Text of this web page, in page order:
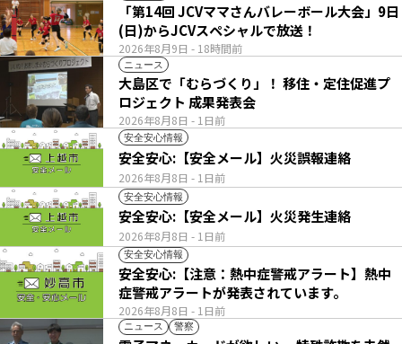
2026年8月9日 - 18時間前
「第14回 JCVママさんバレーボール大会」9日
(日)からJCVスペシャルで放送！
ニュース
2026年8月8日 - 1日前
大島区で「むらづくり」！ 移住・定住促進プ
ロジェクト 成果発表会
安全安心情報
2026年8月8日 - 1日前
安全安心:【安全メール】火災誤報連絡
安全安心情報
2026年8月8日 - 1日前
安全安心:【安全メール】火災発生連絡
安全安心情報
2026年8月8日 - 1日前
安全安心:【注意：熱中症警戒アラート】熱中
症警戒アラートが発表されています。
ニュース 警察